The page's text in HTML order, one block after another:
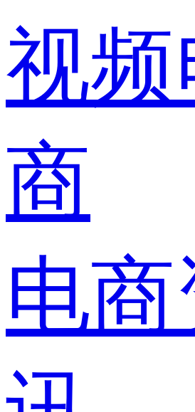
视频
商
电商